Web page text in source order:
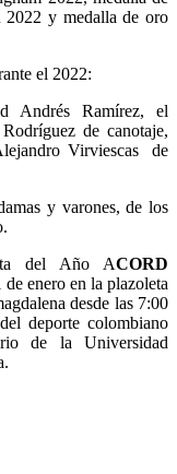
2022 y medalla de oro
el 2022:
Andrés Ramírez, el
de canotaje,
Virviescas de
y varones, de los
del Año ACORD
de enero en la plazoleta
desde las 7:00
deporte colombiano
de la Universidad